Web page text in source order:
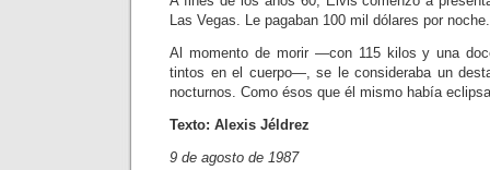
Las Vegas. Le pagaban 100 mil dólares por noche.
Al momento de morir —con 115 ki­los y una
tintos en el cuerpo—, se le consideraba un
noc­turnos. Como ésos que él mismo había
Texto: Alexis Jéldrez
9 de agosto de 1987